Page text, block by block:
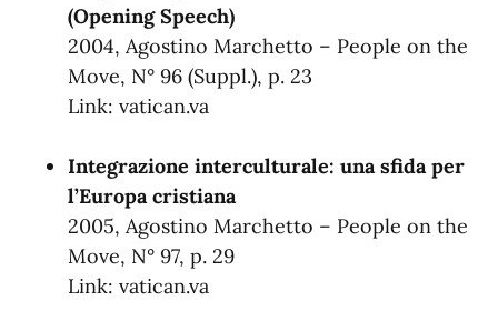
(Opening Speech)
2004, Agostino Marchetto – People on the
Move, N° 96 (Suppl.), p. 23
Link:vatican.va
Integrazione interculturale: una sfida per
l’Europa cristiana
2005, Agostino Marchetto – People on the
Move, N° 97, p. 29
Link:vatican.va